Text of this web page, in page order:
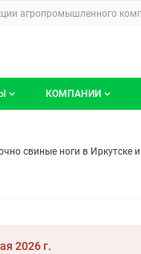
агропромышленного
КОМПАНИИ
свиные ноги в Иркутске
2026 г.